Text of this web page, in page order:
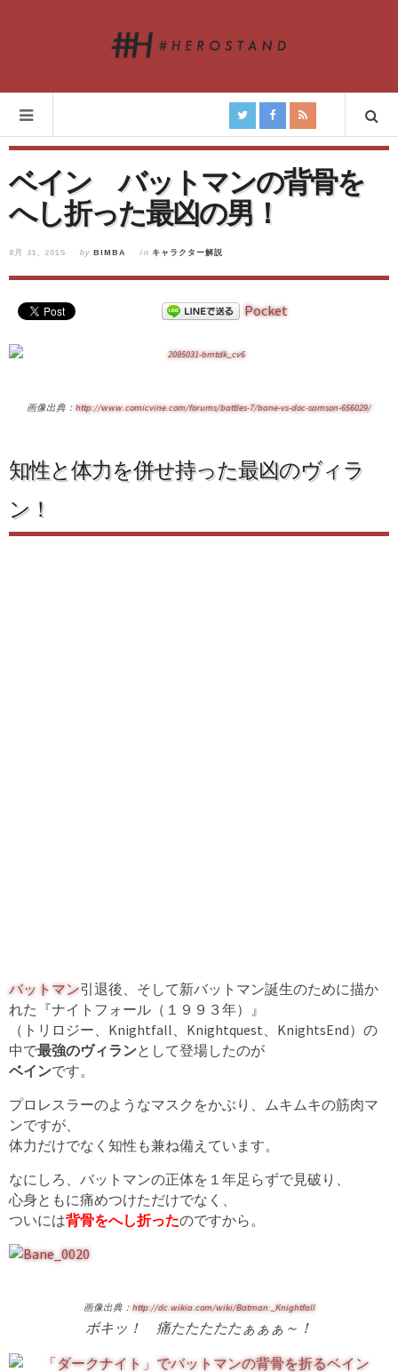
ベイン バットマンの背骨を
へし折った最凶の男！
8月 31, 2015 by BIMBA in キャラクター解説
Pocket
画像出典： http://www.comicvine.com/forums/battles-7/bane-vs-doc-samson-656029/
知性と体力を併せ持った最凶のヴィラ
ン！
バットマン引退後、そして新バットマン誕生のために描か
れた『ナイトフォール（１９９３年）』
（トリロジー、Knightfall、Knightquest、KnightsEnd）の
中で最強のヴィランとして登場したのが
ベインです。
プロレスラーのようなマスクをかぶり、ムキムキの筋肉マ
ンですが、
体力だけでなく知性も兼ね備えています。
なにしろ、バットマンの正体を１年足らずで見破り、
心身ともに痛めつけただけでなく、
ついには背骨をへし折ったのですから。
画像出典： http://dc.wikia.com/wiki/Batman:_Knightfall
ボキッ！ 痛たたたたたぁぁぁ ～！